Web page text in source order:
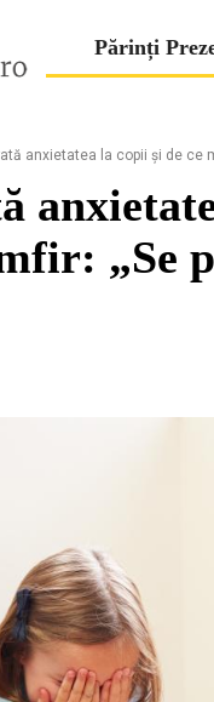
Părinți
anxietatea la copii și de ce
„Se